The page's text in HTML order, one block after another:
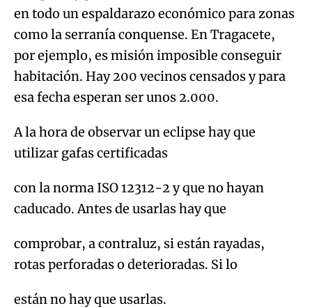
en todo un espaldarazo económico para zonas
como la serranía conquense. En Tragacete,
por ejemplo, es misión imposible conseguir
habitación. Hay 200 vecinos censados y para
esa fecha esperan ser unos 2.000.
A la hora de observar un eclipse hay que
utilizar gafas certificadas
con la norma ISO 12312-2 y que no hayan
caducado. Antes de usarlas hay que
comprobar, a contraluz, si están rayadas,
rotas perforadas o deterioradas. Si lo
están no hay que usarlas.